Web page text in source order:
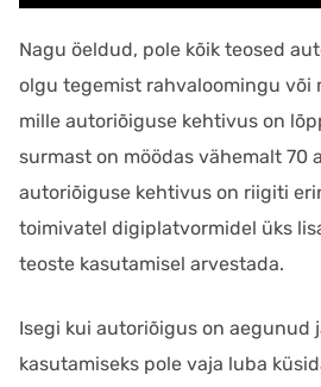
Nagu öeldud, pole kõik teosed
olgu tegemist rahvaloomingu või
mille autoriõiguse kehtivus on
surmast on möödas vähemalt 70
autoriõiguse kehtivus on riigiti
toimivatel digiplatvormidel üks
teoste kasutamisel arvestada.
Isegi kui autoriõigus on aegunud
kasutamiseks pole vaja luba